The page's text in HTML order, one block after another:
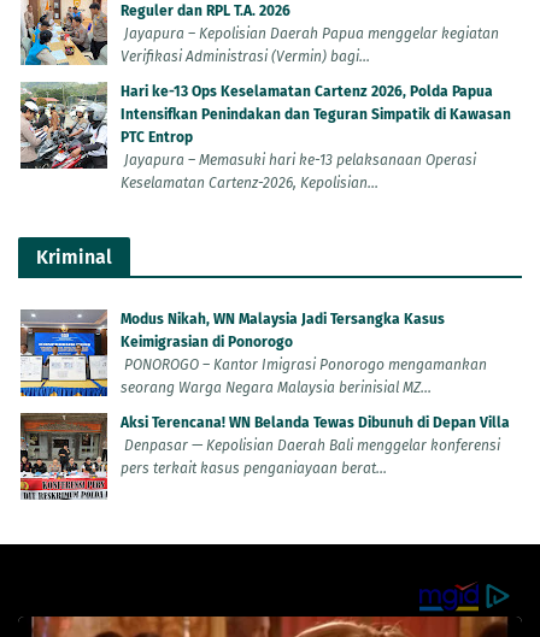
Reguler dan RPL T.A. 2026
Jayapura – Kepolisian Daerah Papua menggelar kegiatan
Verifikasi Administrasi (Vermin) bagi...
Hari ke-13 Ops Keselamatan Cartenz 2026, Polda Papua
Intensifkan Penindakan dan Teguran Simpatik di Kawasan
PTC Entrop
Jayapura – Memasuki hari ke-13 pelaksanaan Operasi
Keselamatan Cartenz-2026, Kepolisian...
Kriminal
Modus Nikah, WN Malaysia Jadi Tersangka Kasus
Keimigrasian di Ponorogo
PONOROGO – Kantor Imigrasi Ponorogo mengamankan
seorang Warga Negara Malaysia berinisial MZ...
Aksi Terencana! WN Belanda Tewas Dibunuh di Depan Villa
Denpasar — Kepolisian Daerah Bali menggelar konferensi
pers terkait kasus penganiayaan berat...